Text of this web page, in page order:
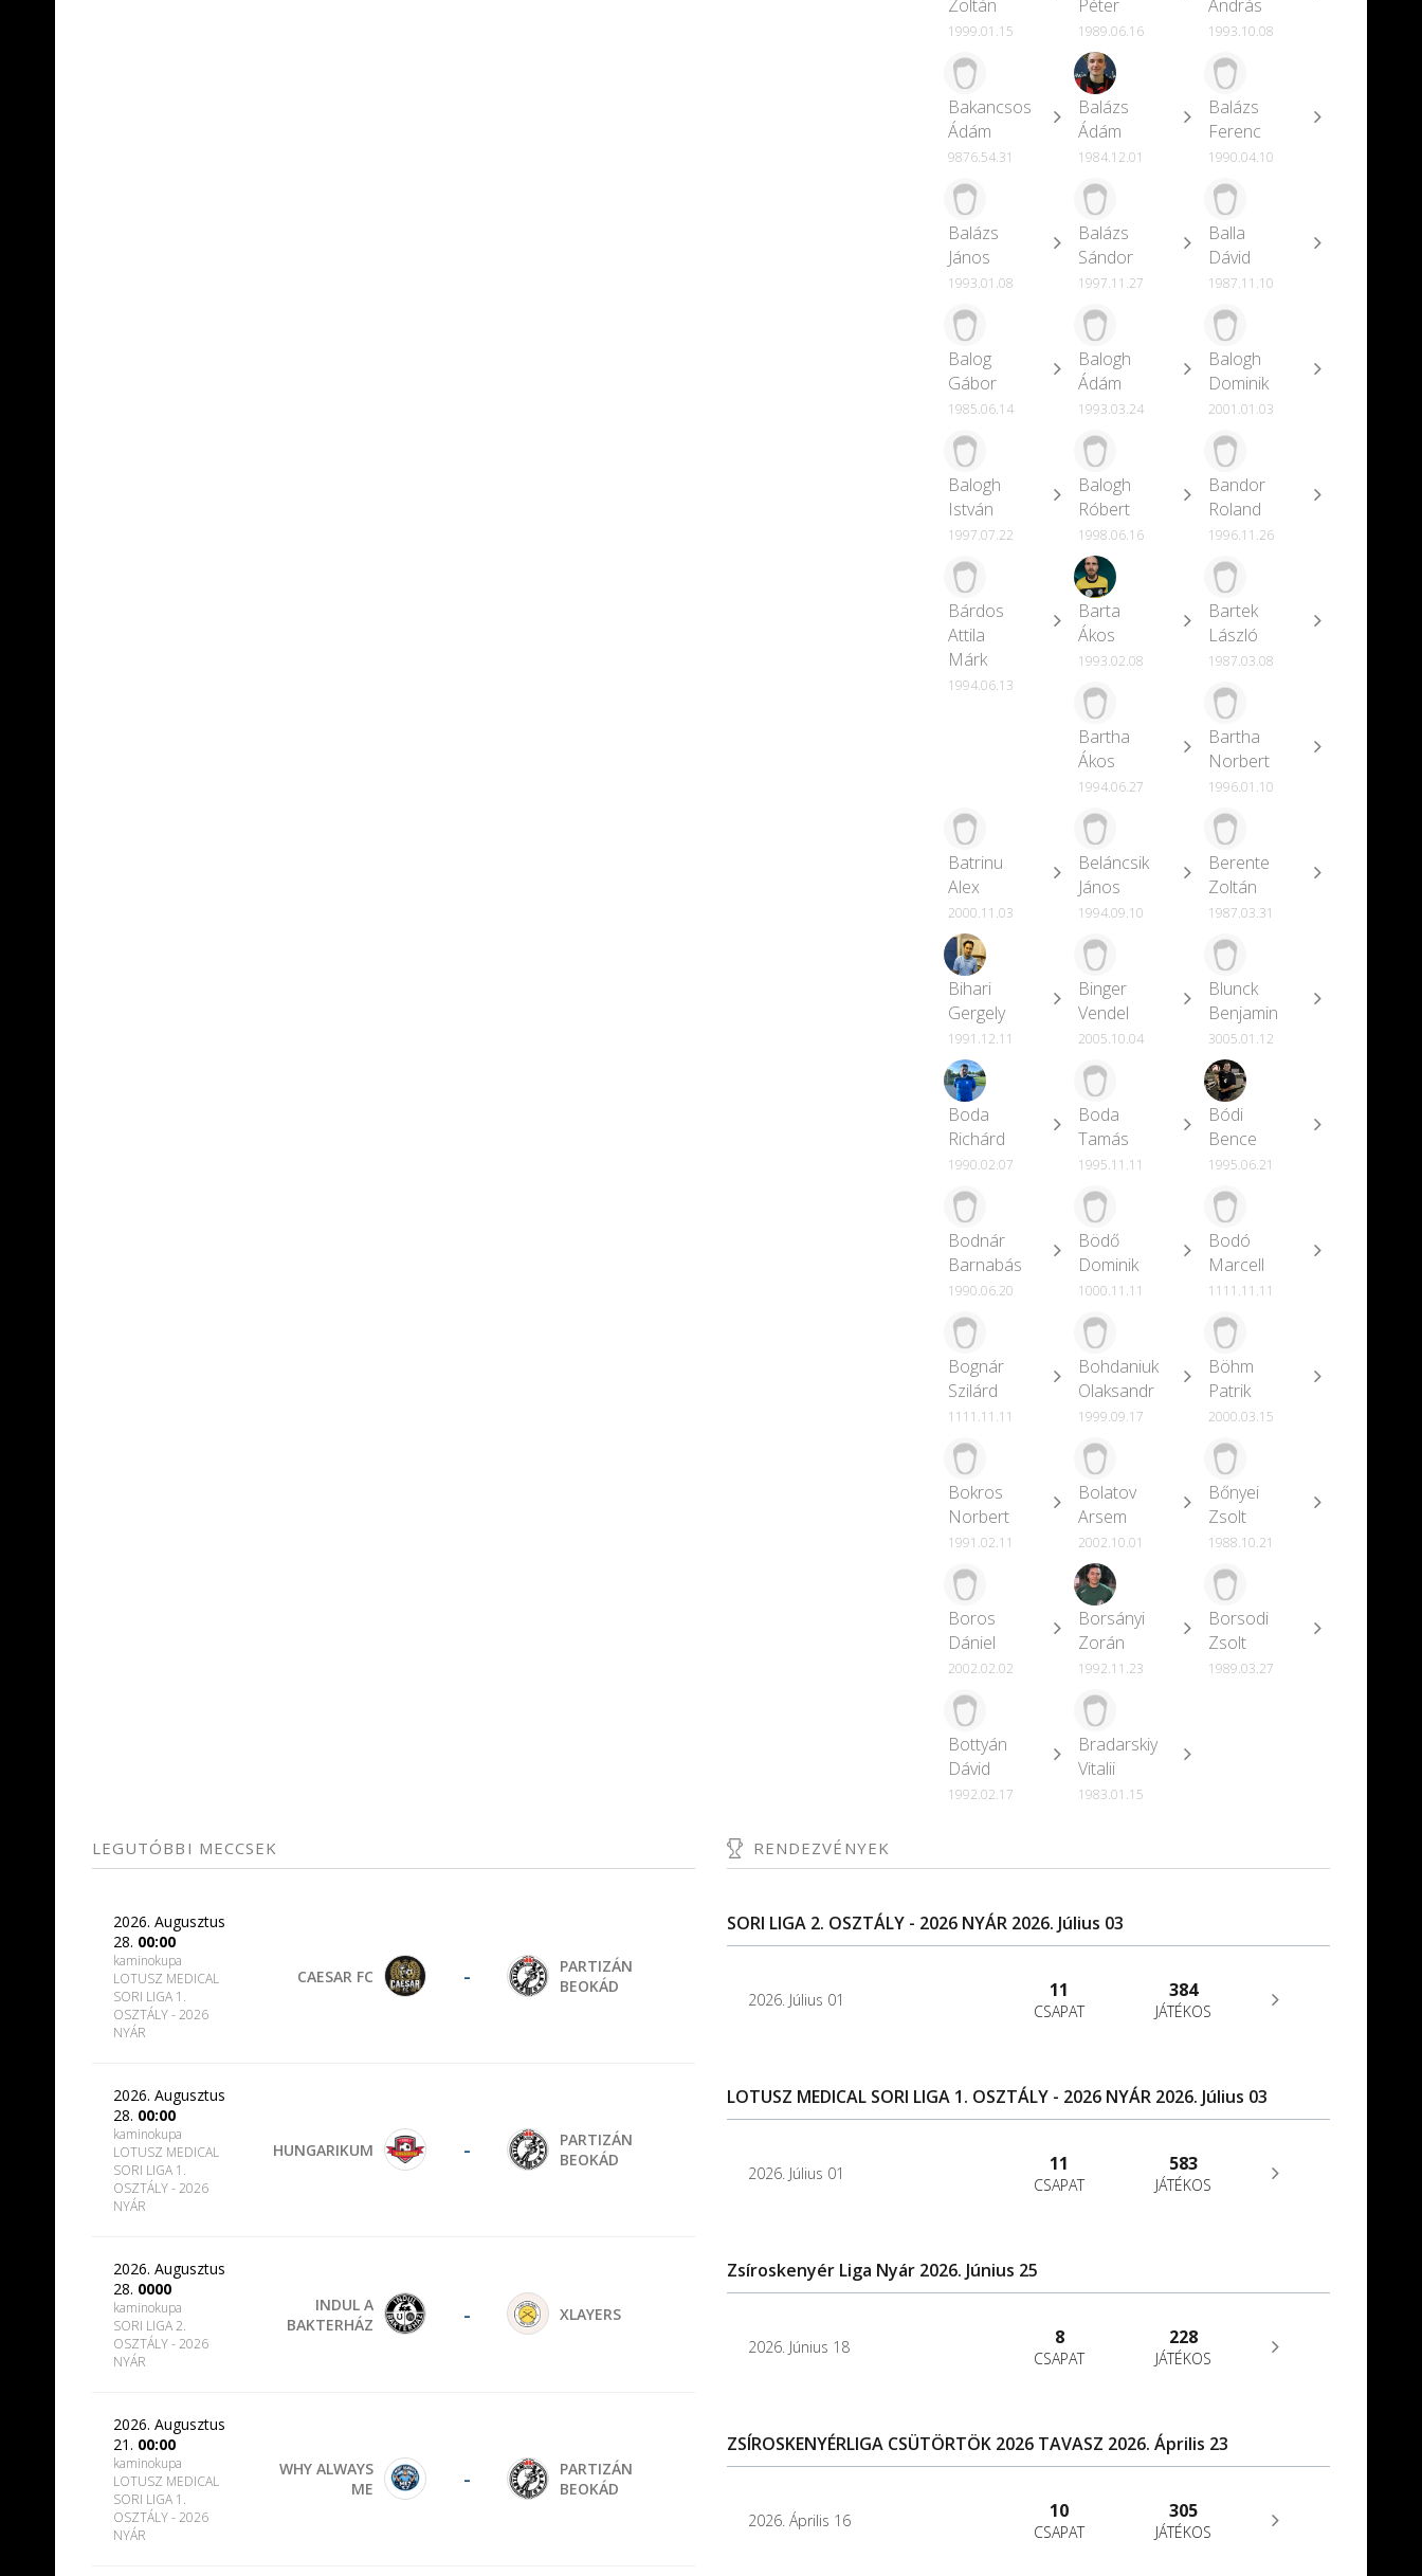
Zoltán
1999.01.15
Péter
1989.06.16
András
1993.10.08
Bakancsos
Ádám
9876.54.31
Balázs
Ádám
1984.12.01
Balázs
Ferenc
1990.04.10
Balázs
János
1993.01.08
Balázs
Sándor
1997.11.27
Balla
Dávid
1987.11.10
Balog
Gábor
1985.06.14
Balogh
Ádám
1993.03.24
Balogh
Dominik
2001.01.03
Balogh
István
1997.07.22
Balogh
Róbert
1998.06.16
Bandor
Roland
1996.11.26
Bárdos
Attila
Márk
1994.06.13
Barta
Ákos
1993.02.08
Bartek
László
1987.03.08
Bartha
Ákos
1994.06.27
Bartha
Norbert
1996.01.10
Batrinu
Alex
2000.11.03
Beláncsik
János
1994.09.10
Berente
Zoltán
1987.03.31
Bihari
Gergely
1991.12.11
Binger
Vendel
2005.10.04
Blunck
Benjamin
3005.01.12
Boda
Richárd
1990.02.07
Boda
Tamás
1995.11.11
Bódi
Bence
1995.06.21
Bodnár
Barnabás
1990.06.20
Bödő
Dominik
1000.11.11
Bodó
Marcell
1111.11.11
Bognár
Szilárd
1111.11.11
Bohdaniuk
Olaksandr
1999.09.17
Böhm
Patrik
2000.03.15
Bokros
Norbert
1991.02.11
Bolatov
Arsem
2002.10.01
Bőnyei
Zsolt
1988.10.21
Boros
Dániel
2002.02.02
Borsányi
Zorán
1992.11.23
Borsodi
Zsolt
1989.03.27
Bottyán
Dávid
1992.02.17
Bradarskiy
Vitalii
1983.01.15
LEGUTÓBBI MECCSEK
2026. Augusztus
28. 00:00
kaminokupa
LOTUSZ MEDICAL
SORI LIGA 1.
OSZTÁLY - 2026
NYÁR
CAESAR FC -
PARTIZÁN
BEOKÁD
2026. Augusztus
28. 00:00
kaminokupa
LOTUSZ MEDICAL
SORI LIGA 1.
OSZTÁLY - 2026
NYÁR
HUNGARIKUM -
PARTIZÁN
BEOKÁD
2026. Augusztus
28. 0000
kaminokupa
SORI LIGA 2.
OSZTÁLY - 2026
NYÁR
INDUL A
BAKTERHÁZ
- XLAYERS
2026. Augusztus
21. 00:00
kaminokupa
LOTUSZ MEDICAL
SORI LIGA 1.
OSZTÁLY - 2026
NYÁR
WHY ALWAYS
ME
-
PARTIZÁN
BEOKÁD
RENDEZVÉNYEK
SORI LIGA 2. OSZTÁLY - 2026 NYÁR 2026. Július 03
2026. Július 01 11
CSAPAT
384
JÁTÉKOS
LOTUSZ MEDICAL SORI LIGA 1. OSZTÁLY - 2026 NYÁR 2026. Július 03
2026. Július 01 11
CSAPAT
583
JÁTÉKOS
Zsíroskenyér Liga Nyár 2026. Június 25
2026. Június 18 8
CSAPAT
228
JÁTÉKOS
ZSÍROSKENYÉRLIGA CSÜTÖRTÖK 2026 TAVASZ 2026. Április 23
2026. Április 16 10
CSAPAT
305
JÁTÉKOS